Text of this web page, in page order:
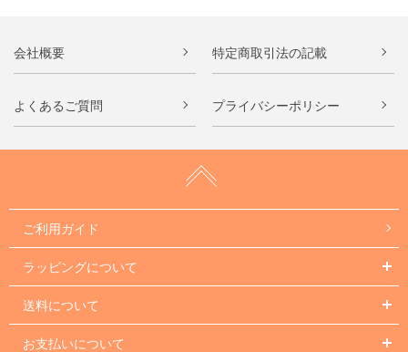
会社概要 特定商取引法の記載
よくあるご質問 プライバシーポリシー
ご利用ガイド
ラッピングについて
送料について
お支払いについて